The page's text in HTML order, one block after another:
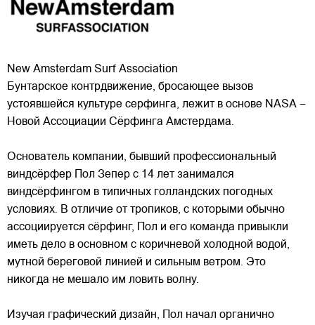
New Amsterdam Surf Association
Бунтарское контрдвижение, бросающее вызов
устоявшейся культуре серфинга, лежит в основе NASA –
Новой Ассоциации Сёрфинга Амстердама.
Основатель компании, бывший профессиональный
виндсёрфер Пол Зепер с 14 лет занимался
виндсёрфингом в типичных голландских погодных
условиях. В отличие от тропиков, с которыми обычно
ассоциируется сёрфинг, Пол и его команда привыкли
иметь дело в основном с коричневой холодной водой,
мутной береговой линией и сильным ветром. Это
никогда не мешало им ловить волну.
Изучая графический дизайн, Пол начал органично